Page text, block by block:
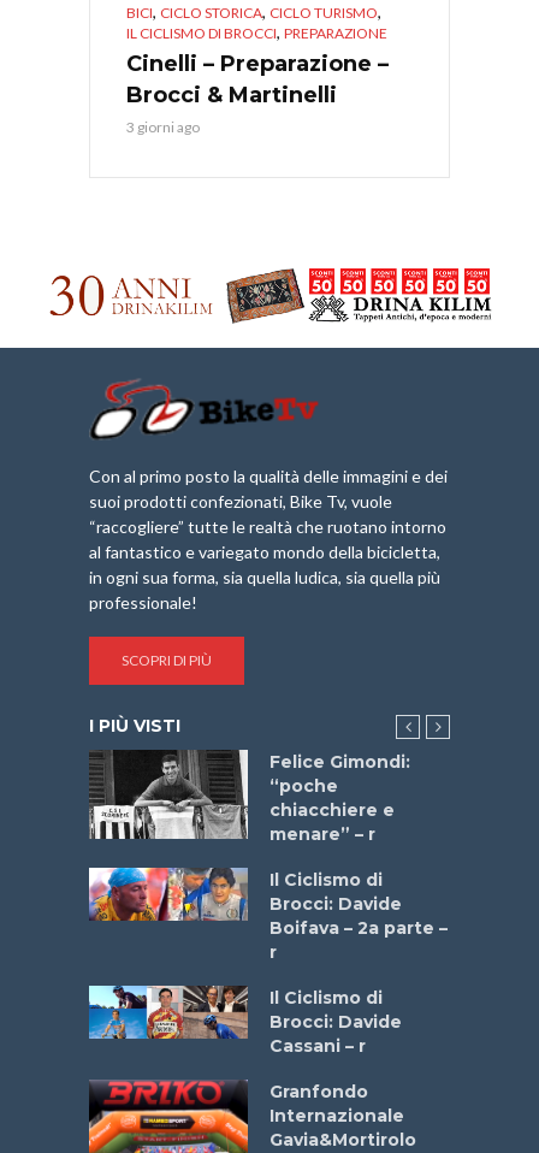
BICI, CICLO STORICA, CICLO TURISMO,
IL CICLISMO DI BROCCI, PREPARAZIONE
Cinelli – Preparazione –
Brocci & Martinelli
3 giorni ago
Con al primo posto la qualità delle immagini e dei
suoi prodotti confezionati, Bike Tv, vuole
“raccogliere” tutte le realtà che ruotano intorno
al fantastico e variegato mondo della bicicletta,
in ogni sua forma, sia quella ludica, sia quella più
professionale!
SCOPRI DI PIÙ
I PIÙ VISTI
Felice Gimondi:
“poche
chiacchiere e
menare” – r
Il Ciclismo di
Brocci: Davide
Boifava – 2a parte –
r
Il Ciclismo di
Brocci: Davide
Cassani – r
Granfondo
Internazionale
Gavia&Mortirolo